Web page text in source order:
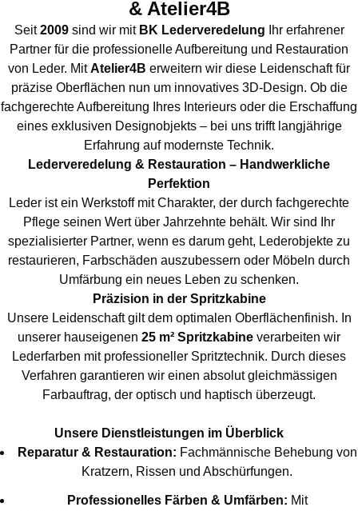
& Atelier4B
Seit2009sind wir mit BK Lederveredelung Ihr erfahrener
Partner für die professionelle Aufbereitung und Restauration
von Leder. MitAtelier4B erweitern wir diese Leidenschaft für
präzise Oberflächen nun um innovatives 3D-Design. Ob die
fachgerechte Aufbereitung Ihres Interieurs oder die Erschaffung
eines exklusiven Designobjekts – bei uns trifft langjährige
Erfahrung auf modernste Technik.
Lederveredelung & Restauration – Handwerkliche
Perfektion
Leder ist ein Werkstoff mit Charakter, der durch fachgerechte
Pflege seinen Wert über Jahrzehnte behält. Wir sind Ihr
spezialisierter Partner, wenn es darum geht, Lederobjekte zu
restaurieren, Farbschäden auszubessern oder Möbeln durch
Umfärbung ein neues Leben zu schenken.
Präzision in der Spritzkabine
Unsere Leidenschaft gilt dem optimalen Oberflächenfinish. In
unserer hauseigenen 25 m² Spritzkabine verarbeiten wir
Lederfarben mit professioneller Spritztechnik. Durch dieses
Verfahren garantieren wir einen absolut gleichmässigen
Farbauftrag, der optisch und haptisch überzeugt.
Unsere Dienstleistungen im Überblick
Reparatur & Restauration: Fachmännische Behebung von
Kratzern, Rissen und Abschürfungen.
Professionelles Färben & Umfärben: Mit